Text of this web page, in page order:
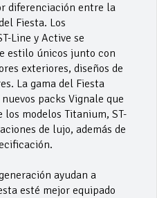
diferenciación entre la
Fiesta. Los
Line y Active se
estilo únicos junto con
exteriores, diseños de
La gama del Fiesta
packs Vignale que
modelos Titanium, ST-
de lujo, además de
ayudan a
esté mejor equipado